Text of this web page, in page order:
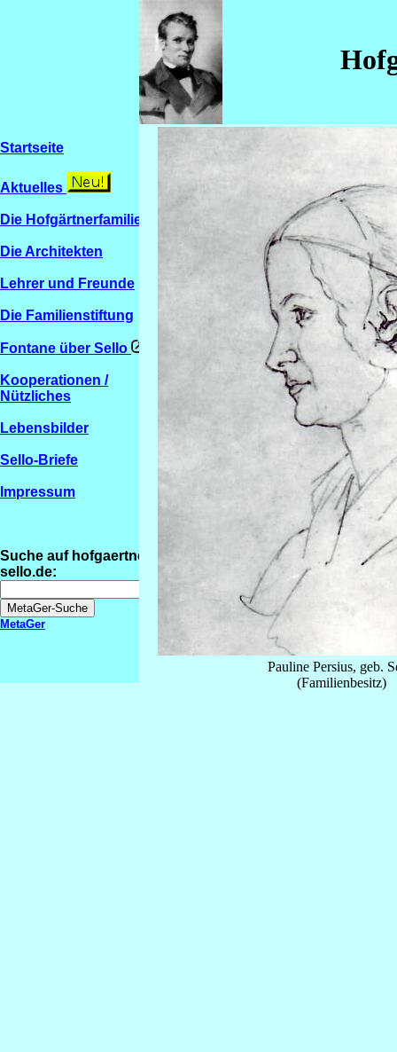
Startseite
Aktuelles
Die Hofgärtnerfamilien
Die Architekten
Lehrer und Freunde
Die Familienstiftung
Fontane über Sello
Kooperationen /
Nützliches
Lebensbilder
Sello-Briefe
Impressum
Suche auf hofgaertner-
sello.de:
MetaGer
Pauline Persius, geb.
(Familienbesitz)